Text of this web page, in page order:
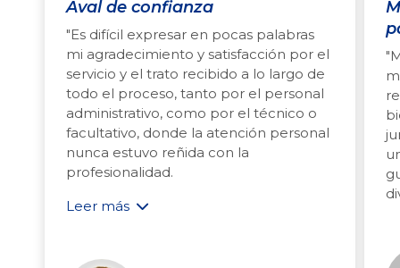
Aval de confianza
"Es difícil expresar en pocas palabras
mi agradecimiento y satisfacción por el
servicio y el trato recibido a lo largo de
todo el proceso, tanto por el personal
administrativo, como por el técnico o
facultativo, donde la atención personal
nunca estuvo reñida con la
profesionalidad.
Leer más